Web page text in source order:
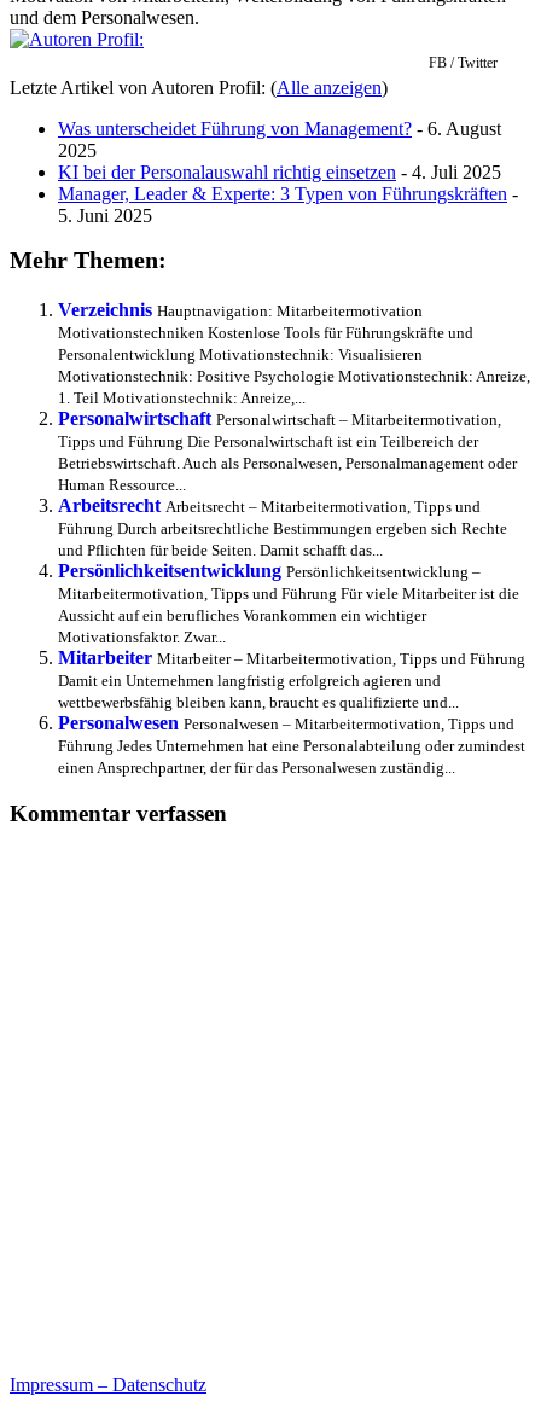
und dem Personalwesen.
FB / Twitter
Letzte Artikel von Autoren Profil: (Alle anzeigen)
Was unterscheidet Führung von Management? - 6. August
2025
KI bei der Personalauswahl richtig einsetzen - 4. Juli 2025
Manager, Leader & Experte: 3 Typen von Führungskräften -
5. Juni 2025
Mehr Themen:
Verzeichnis Hauptnavigation: Mitarbeitermotivation
Motivationstechniken Kostenlose Tools für Führungskräfte und
Personalentwicklung Motivationstechnik: Visualisieren
Motivationstechnik: Positive Psychologie Motivationstechnik: Anreize,
1. Teil Motivationstechnik: Anreize,...
Personalwirtschaft Personalwirtschaft – Mitarbeitermotivation,
Tipps und Führung Die Personalwirtschaft ist ein Teilbereich der
Betriebswirtschaft. Auch als Personalwesen, Personalmanagement oder
Human Ressource...
Arbeitsrecht Arbeitsrecht – Mitarbeitermotivation, Tipps und
Führung Durch arbeitsrechtliche Bestimmungen ergeben sich Rechte
und Pflichten für beide Seiten. Damit schafft das...
Persönlichkeitsentwicklung Persönlichkeitsentwicklung –
Mitarbeitermotivation, Tipps und Führung Für viele Mitarbeiter ist die
Aussicht auf ein berufliches Vorankommen ein wichtiger
Motivationsfaktor. Zwar...
Mitarbeiter Mitarbeiter – Mitarbeitermotivation, Tipps und Führung
Damit ein Unternehmen langfristig erfolgreich agieren und
wettbewerbsfähig bleiben kann, braucht es qualifizierte und...
Personalwesen Personalwesen – Mitarbeitermotivation, Tipps und
Führung Jedes Unternehmen hat eine Personalabteilung oder zumindest
einen Ansprechpartner, der für das Personalwesen zuständig...
Kommentar verfassen
Impressum – Datenschutz